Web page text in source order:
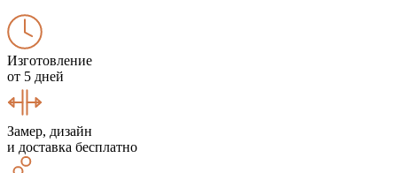
Изготовление
от 5 дней
Замер, дизайн
и доставка бесплатно